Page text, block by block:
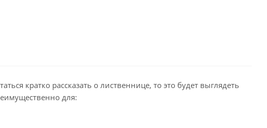
кратко рассказать о лиственнице, то это будет выглядеть
для: